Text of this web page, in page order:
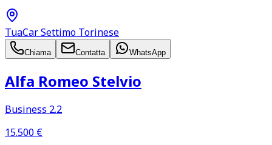
TuaCar Settimo Torinese
Chiama Contatta WhatsApp
Alfa Romeo Stelvio
Business 2.2
15.500 €